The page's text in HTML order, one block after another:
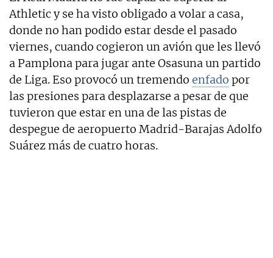
Athletic y se ha visto obligado a volar a casa,
donde no han podido estar desde el pasado
viernes, cuando cogieron un avión que les llevó
a Pamplona para jugar ante Osasuna un partido
de Liga. Eso provocó un tremendo enfado por
las presiones para desplazarse a pesar de que
tuvieron que estar en una de las pistas de
despegue de aeropuerto Madrid-Barajas Adolfo
Suárez más de cuatro horas.